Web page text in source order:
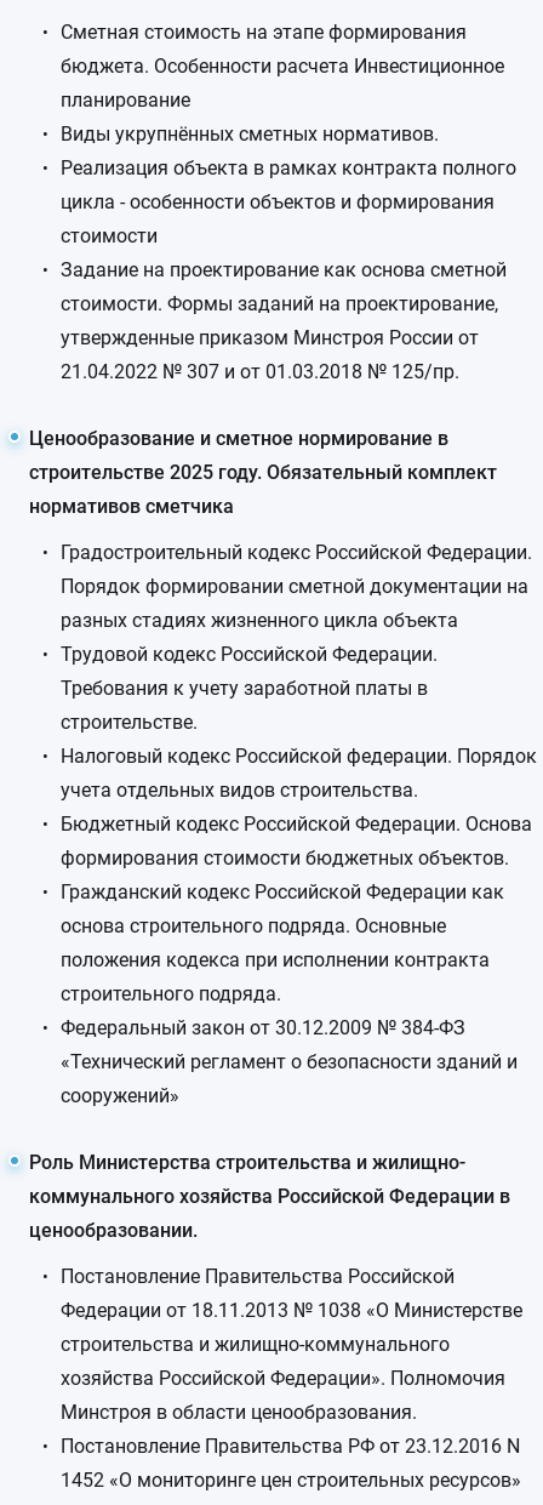
Сметная стоимость на этапе формирования
бюджета. Особенности расчета Инвестиционное
планирование
Виды укрупнённых сметных нормативов.
Реализация объекта в рамках контракта полного
цикла - особенности объектов и формирования
стоимости
Задание на проектирование как основа сметной
стоимости. Формы заданий на проектирование,
утвержденные приказом Минстроя России от
21.04.2022 № 307 и от 01.03.2018 № 125/пр.
Ценообразование и сметное нормирование в
строительстве 2025 году. Обязательный комплект
нормативов сметчика
Градостроительный кодекс Российской Федерации.
Порядок формировании сметной документации на
разных стадиях жизненного цикла объекта
Трудовой кодекс Российской Федерации.
Требования к учету заработной платы в
строительстве.
Налоговый кодекс Российской федерации. Порядок
учета отдельных видов строительства.
Бюджетный кодекс Российской Федерации. Основа
формирования стоимости бюджетных объектов.
Гражданский кодекс Российской Федерации как
основа строительного подряда. Основные
положения кодекса при исполнении контракта
строительного подряда.
Федеральный закон от 30.12.2009 № 384-ФЗ
«Технический регламент о безопасности зданий и
сооружений»
Роль Министерства строительства и жилищно-
коммунального хозяйства Российской Федерации в
ценообразовании.
Постановление Правительства Российской
Федерации от 18.11.2013 № 1038 «О Министерстве
строительства и жилищно-коммунального
хозяйства Российской Федерации». Полномочия
Минстроя в области ценообразования.
Постановление Правительства РФ от 23.12.2016 N
1452 «О мониторинге цен строительных ресурсов»